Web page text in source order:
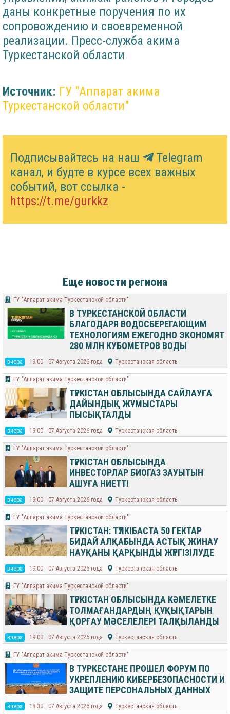
даны конкретные поручения по их
сопровождению и своевременной
реализации. Пресс-служба акима
Туркестанской области
Источник: ГУ "Аппарат акима
Туркестанской области"
Подписывайтесь на наш
Telegram
канал, и будте в курсе всех важных
событий, вот ссылка -
https://t.me/gurkkz
Еще новости региона
ГУ "Аппарат акима Туркестанской области"
В ТУРКЕСТАНСКОЙ ОБЛАСТИ
БЛАГОДАРЯ ВОДОСБЕРЕГАЮЩИМ
ТЕХНОЛОГИЯМ ЕЖЕГОДНО ЭКОНОМЯТ
280 МЛН КУБОМЕТРОВ ВОДЫ
вчера 19:00 07 Августа 2026 года Туркестанская область
ГУ "Аппарат акима Туркестанской области"
ТҮРКІСТАН ОБЛЫСЫНДА САЙЛАУҒА
ДАЙЫНДЫҚ ЖҰМЫСТАРЫ
ПЫСЫҚТАЛДЫ
вчера 19:00 07 Августа 2026 года Туркестанская область
ГУ "Аппарат акима Туркестанской области"
ТҮРКІСТАН ОБЛЫСЫНДА
ИНВЕСТОРЛАР БИОГАЗ ЗАУЫТЫН
АШУҒА НИЕТТІ
вчера 19:00 07 Августа 2026 года Туркестанская область
ГУ "Аппарат акима Туркестанской области"
ТҮРКІСТАН: ТҮЛКІБАСТА 50 ГЕКТАР
БИДАЙ АЛҚАБЫНДА АСТЫҚ ЖИНАУ
НАУҚАНЫ ҚАРҚЫНДЫ ЖҮРГІЗІЛУДЕ
вчера 19:00 07 Августа 2026 года Туркестанская область
ГУ "Аппарат акима Туркестанской области"
ТҮРКІСТАН ОБЛЫСЫНДА КӘМЕЛЕТКЕ
ТОЛМАҒАНДАРДЫҢ ҚҰҚЫҚТАРЫН
ҚОРҒАУ МӘСЕЛЕЛЕРІ ТАЛҚЫЛАНДЫ
вчера 19:00 07 Августа 2026 года Туркестанская область
ГУ "Аппарат акима Туркестанской области"
В ТУРКЕСТАНЕ ПРОШЕЛ ФОРУМ ПО
УКРЕПЛЕНИЮ КИБЕРБЕЗОПАСНОСТИ И
ЗАЩИТЕ ПЕРСОНАЛЬНЫХ ДАННЫХ
вчера 18:30 07 Августа 2026 года Туркестанская область